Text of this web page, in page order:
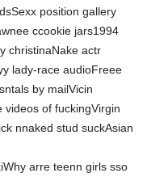
position gallery
ccookie jars1994
christinaNake actr
lady-race audioFreee
by mailVicin
of fuckingVirgin
nnaked stud suckAsian
arre teenn girls sso